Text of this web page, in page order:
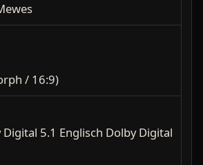
/ 16:9)
5.1 Englisch Dolby Digital